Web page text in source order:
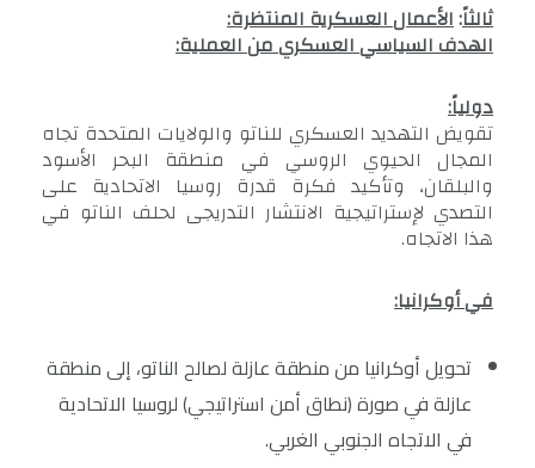
ثالثاً:الأعمال العسكرية المنتظرة:
الهدف السياسي العسكري من العملية:
دولياً:
تقويض التهديد العسكري للناتو والولايات المتحدة تجاه
المجال الحيوي الروسي في منطقة البحر الأسود
والبلقان، وتأكيد فكرة قدرة روسيا الاتحادية على
التصدي لإستراتيجية الانتشار التدريجى لحلف الناتو في
هذا الاتجاه.
في أوكرانيا:
تحويل أوكرانيا من منطقة عازلة لصالح الناتو، إلى منطقة
عازلة في صورة (نطاق أمن استراتيجي) لروسيا الاتحادية
في الاتجاه الجنوبي الغربي.